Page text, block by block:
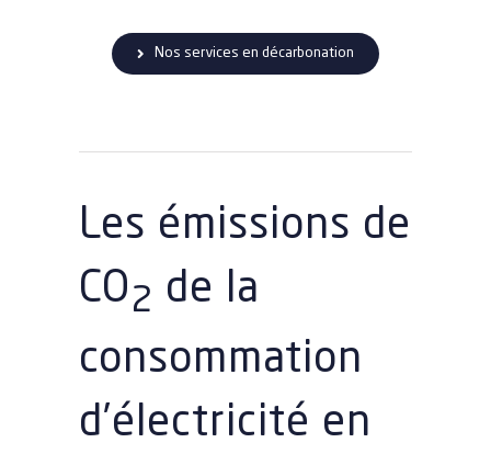
Nos services en décarbonation
Les émissions de
CO2 de la
consommation
d’électricité en